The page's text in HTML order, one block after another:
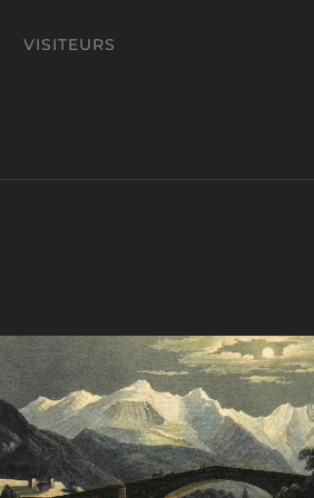
VISITEURS